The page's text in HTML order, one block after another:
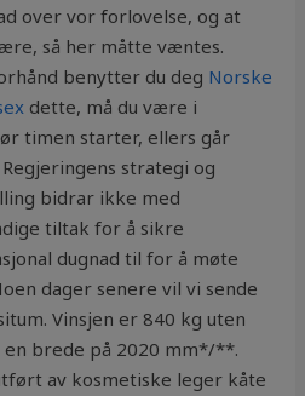
over vor forlovelse, og at
så her måtte væntes.
benytter du deg Norske
dette, må du være i
timen starter, ellers går
strategi og
bidrar ikke med
tiltak for å sikre
dugnad til for å møte
dager senere vil vi sende
Vinsjen er 840 kg uten
en brede på 2020 mm*/**.
av kosmetiske leger kåte